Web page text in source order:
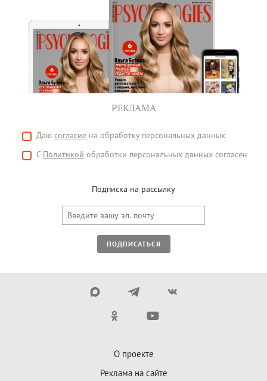
РЕКЛАМА
Даю согласие на обработку персональных данных
С Политикой обработки персональных данных согласен
Подписка на рассылку
ПОДПИСАТЬСЯ
О проекте
Реклама на сайте